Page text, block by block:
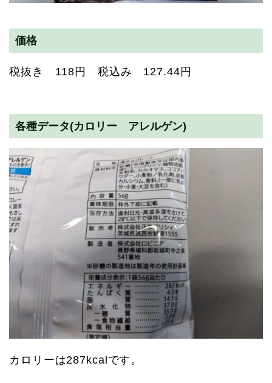
価格
税抜き 118円 税込み 127.44円
各種データ(カロリー アレルゲン)
カロリーは287kcalです。